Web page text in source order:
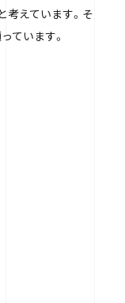
考えています。そ
ています。